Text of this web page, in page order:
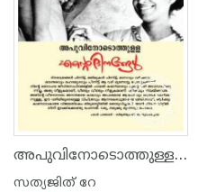
അപുവിനോടൊത്തുള്ള എന്റെ ദിനങ്ങള്‍
സത്യജിത് റേ